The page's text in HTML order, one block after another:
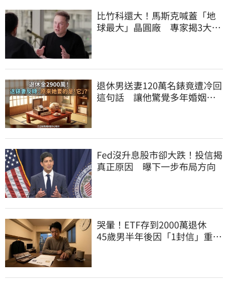
比竹科還大！馬斯克喊蓋「地
球最大」晶圓廠 專家揭3大隱
退休男送妻120萬名錶竟遭冷回
這句話 讓他驚覺多年婚姻全
Fed沒升息股市卻大跌！投信揭
真正原因 曝下一步布局方向
哭暈！ETF存到2000萬退休
45歲男半年後因「1封信」重回